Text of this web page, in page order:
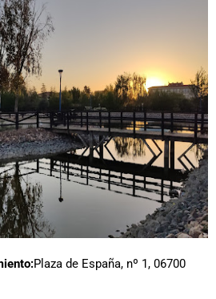
Plaza de España, nº 1, 06700